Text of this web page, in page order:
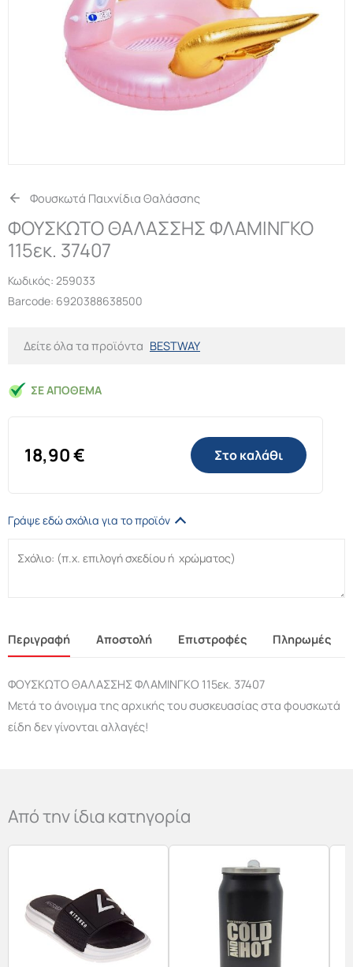
Φουσκωτά Παιχνίδια Θαλάσσης
ΦΟΥΣΚΩΤΟ ΘΑΛΑΣΣΗΣ ΦΛΑΜΙΝΓΚΟ
115εκ. 37407
Κωδικός: 259033
Barcode: 6920388638500
Δείτε όλα τα προϊόντα BESTWAY
ΣΕ ΑΠΌΘΕΜΑ
18,90€ Στο καλάθι
Γράψε εδώ σχόλια για το προϊόν
Περιγραφή Αποστολή Επιστροφές Πληρωμές
ΦΟΥΣΚΩΤΟ ΘΑΛΑΣΣΗΣ ΦΛΑΜΙΝΓΚΟ 115εκ. 37407
Μετά το άνοιγμα της αρχικής του συσκευασίας στα φουσκωτά
είδη δεν γίνονται αλλαγές!
Από την ίδια κατηγορία